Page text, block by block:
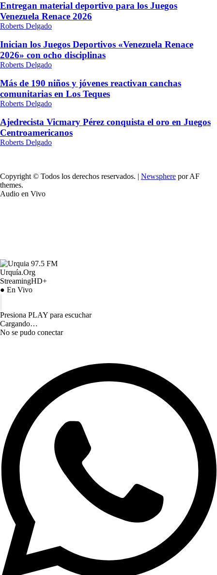
Entregan material deportivo para los Juegos
Venezuela Renace 2026
Roberts Delgado
Inician los Juegos Deportivos «Venezuela Renace
2026» con ocho disciplinas
Roberts Delgado
Más de 190 niños y jóvenes reactivan canchas
comunitarias en Los Teques
Roberts Delgado
Ajedrecista Vicmary Pérez conquista el oro en Juegos
Centroamericanos
Roberts Delgado
Copyright © Todos los derechos reservados. | Newsphere por AF
themes.
Audio en Vivo
Urquía.Org
StreamingHD+
● En Vivo
Presiona PLAY para escuchar
Cargando…
No se pudo conectar